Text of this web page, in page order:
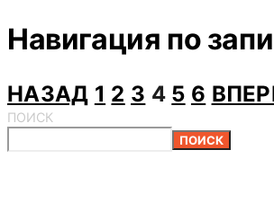
Навигация по
НАЗАД 1 2 3 4 5 6
ПОИСК
ПОИСК